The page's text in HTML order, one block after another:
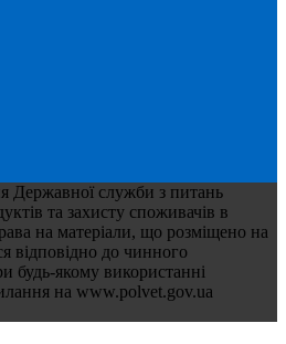
Державної служби з питань
та захисту споживачів в
на матеріали, що розміщено на
відповідно до чинного
будь-якому використанні
на www.polvet.gov.ua